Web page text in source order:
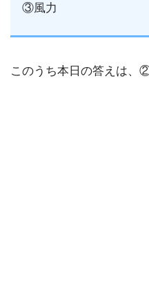
③風力
このうち本日の答えは、